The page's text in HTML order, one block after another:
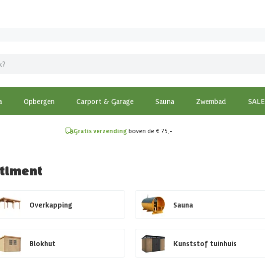
Opbergen Carport & Garage Sauna Zwembad SALE
Gratis verzending boven de € 75,-
Overkapping Sauna
Blokhut Kunststof tuinhuis